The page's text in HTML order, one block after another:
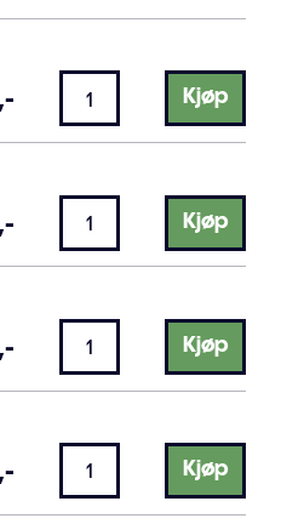
,- Kjøp
,- Kjøp
,- Kjøp
,- Kjøp